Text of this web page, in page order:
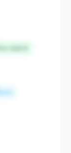
talent